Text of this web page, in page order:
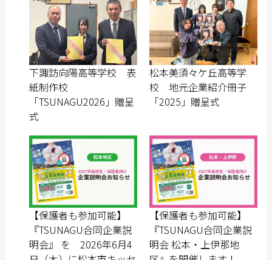
下諏訪向陽高等学校 表
紙制作校
「TSUNAGU2026」贈呈
式
松本美須々ケ丘高等学
校 地元企業紹介冊子
「2025」贈呈式
【保護者も参加可能】
『TSUNAGU合同企業説
明会』 を 2026年6月4
【保護者も参加可能】
『TSUNAGU合同企業説
明会 松本・上伊那地